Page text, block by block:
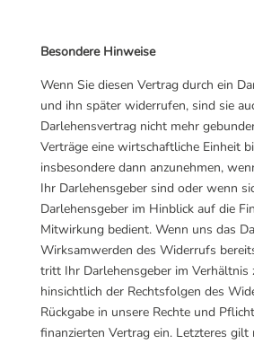
Besondere Hinweise
Wenn Sie diesen Vertrag durch ein
und ihn später widerrufen, sind sie
Darlehensvertrag nicht mehr
Verträge eine wirtschaftliche Einheit
insbesondere dann anzunehmen,
Ihr Darlehensgeber sind oder wenn
Darlehensgeber im Hinblick auf die
Mitwirkung bedient. Wenn uns das
Wirksamwerden des Widerrufs
tritt Ihr Darlehensgeber im Verhältnis
hinsichtlich der Rechtsfolgen des
Rückgabe in unsere Rechte und
finanzierten Vertrag ein. Letzteres gilt